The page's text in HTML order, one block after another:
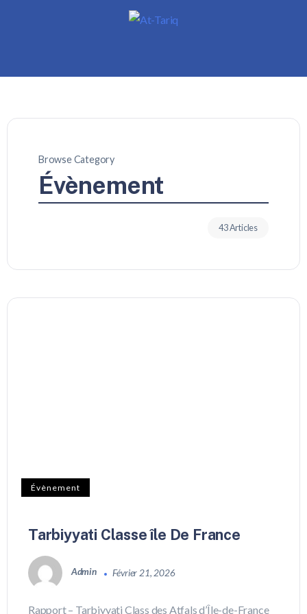
Browse Category
Évènement
43 Articles
Évènement
Tarbiyyati Classe île De France
Admin Février 21, 2026
Rapport – Tarbiyyati Class des Atfals d’Île-de-France